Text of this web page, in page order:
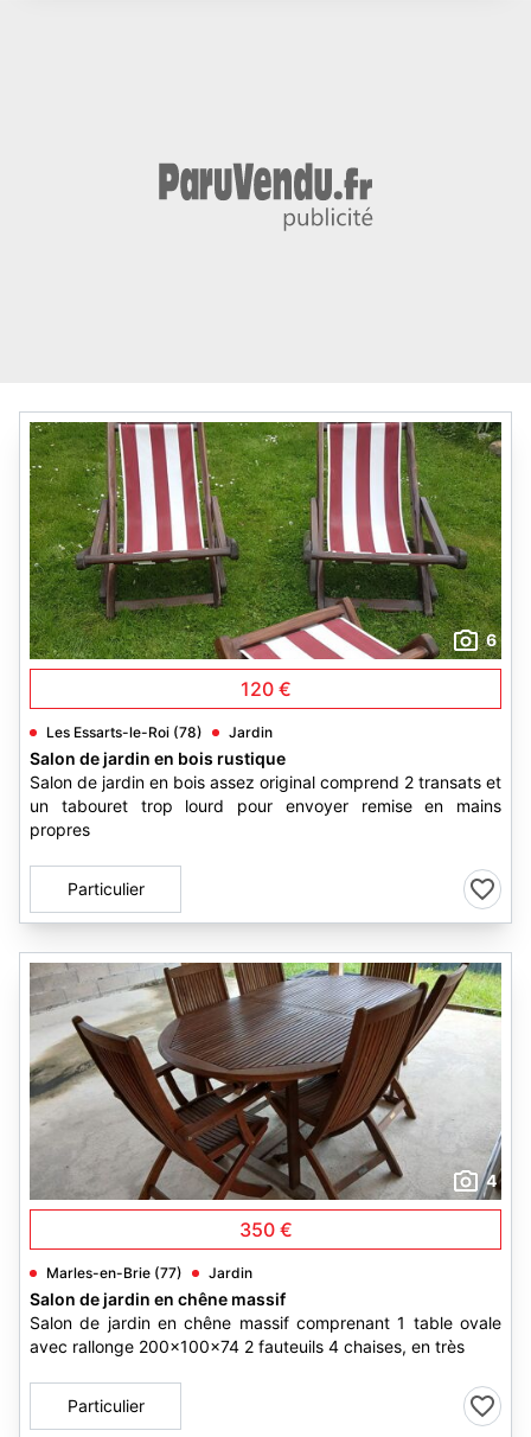
6
120 €
Les Essarts-le-Roi (78) Jardin
Salon de jardin en bois rustique
Salon de jardin en bois assez original comprend 2 transats et
un tabouret trop lourd pour envoyer remise en mains
propres
Particulier
4
350 €
Marles-en-Brie (77) Jardin
Salon de jardin en chêne massif
Salon de jardin en chêne massif comprenant 1 table ovale
avec rallonge 200x100x74 2 fauteuils 4 chaises, en très
Particulier